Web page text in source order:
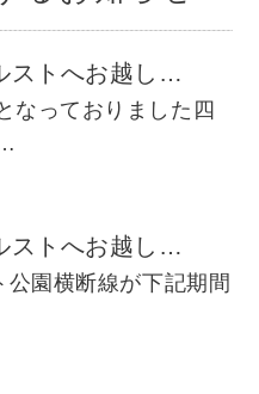
ストへお越し…
なっておりました四
ストへお越し…
園横断線が下記期間